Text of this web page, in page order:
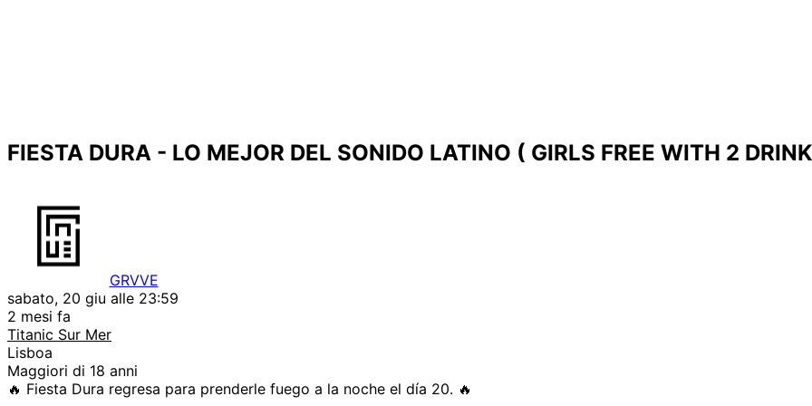
FIESTA DURA - LO MEJOR DEL SONIDO LATINO ( GIRLS FREE WITH 2
GRVVE
sabato, 20 giu alle 23:59
2 mesi fa
Titanic Sur Mer
Lisboa
Maggiori di 18 anni
🔥 Fiesta Dura regresa para prenderle fuego a la noche el día 20. 🔥